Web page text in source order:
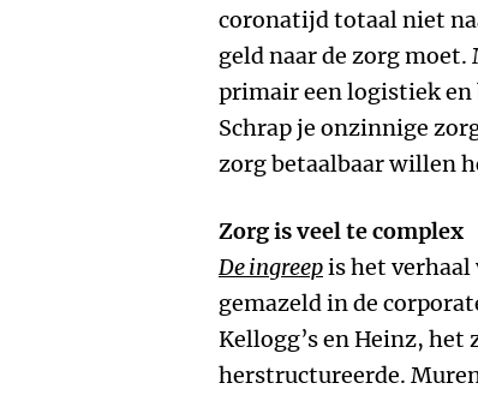
coronatijd totaal niet
geld naar de zorg moet.
primair een logistiek
Schrap je onzinnige
zorg betaalbaar willen
Zorg is veel te complex
De ingreepis het verhaal
gemazeld in de
Kellogg’s en Heinz,
herstructureerde.